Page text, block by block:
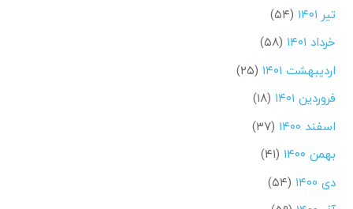
تیر ۱۴۰۱
(۵۴)
خرداد ۱۴۰۱
(۵۸)
اردیبهشت ۱۴۰۱
(۲۵)
فروردین ۱۴۰۱
(۱۸)
اسفند ۱۴۰۰
(۳۷)
بهمن ۱۴۰۰
(۴۱)
دی ۱۴۰۰
(۵۴)